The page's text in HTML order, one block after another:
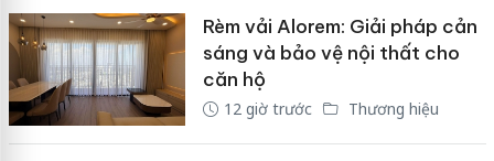
Rèm vải Alorem: Giải pháp cản
sáng và bảo vệ nội thất cho
căn hộ
12 giờ trước Thương hiệu